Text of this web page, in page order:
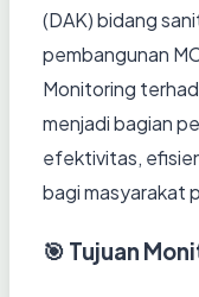
(DAK) bidang
pembangunan
Monitoring
menjadi bagian
efektivitas,
bagi masyarakat
🎯 Tujuan